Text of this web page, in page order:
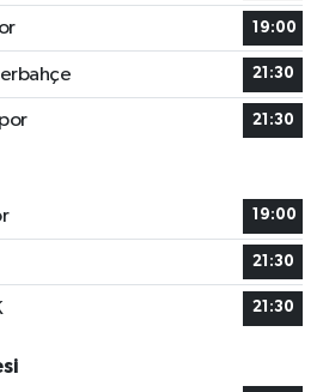
19:00
21:30
21:30
19:00
21:30
21:30